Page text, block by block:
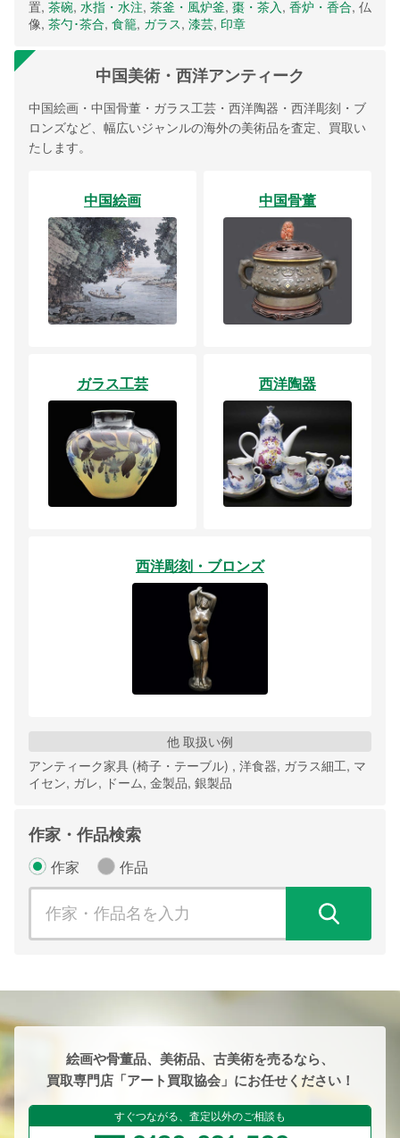
置, 茶碗, 水指・水注, 茶釜・風炉釜, 棗・茶入, 香炉・香合, 仏
像, 茶勺･茶合, 食籠, ガラス, 漆芸, 印章
中国美術・西洋アンティーク
中国絵画・中国骨董・ガラス工芸・西洋陶器・西洋彫刻・ブ
ロンズなど、幅広いジャンルの海外の美術品を査定、買取い
たします。
中国絵画 中国骨董
ガラス工芸 西洋陶器
西洋彫刻・ブロンズ
他 取扱い例
アンティーク家具 (椅子・テーブル) , 洋食器, ガラス細工, マ
イセン, ガレ, ドーム, 金製品, 銀製品
作家・作品検索
作家 作品
絵画や骨董品、美術品、古美術を売るなら、
買取専門店「アート買取協会」にお任せください！
すぐつながる、査定以外のご相談も